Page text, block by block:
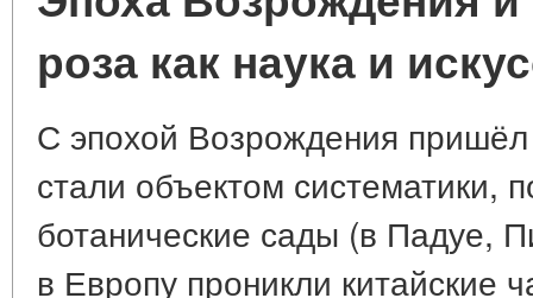
роза как наука и
С эпохой Возрождения
стали объектом систематики,
ботанические сады (в Падуе,
в Европу проникли китайские